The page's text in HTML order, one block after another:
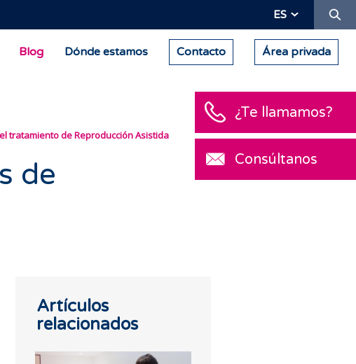
ES
Blog Dónde estamos Contacto Área privada
tratamiento de Reproducción Asistida
de
Artículos
relacionados
¿Te llamamos?
Consúltanos